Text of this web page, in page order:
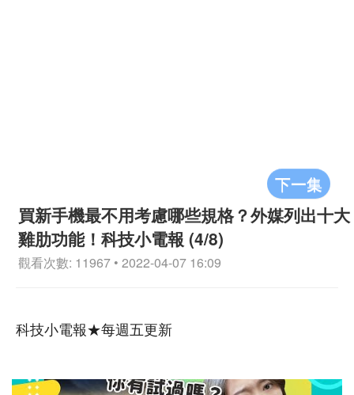
下一集
買新手機最不用考慮哪些規格？外媒列出十大
雞肋功能！科技小電報 (4/8)
觀看次數: 11967 • 2022-04-07 16:09
科技小電報★每週五更新